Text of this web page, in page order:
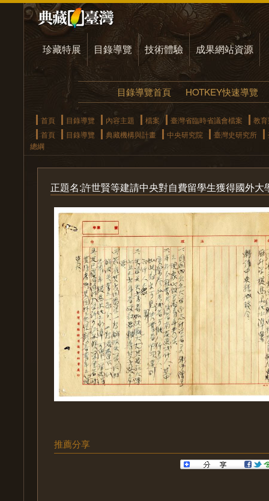
珍藏特展 目錄導覽 技術體驗 成果網站資源
目錄導覽首頁 HOTKEY快速導覽
首頁 目錄導覽 內容主題 檔案 臺灣省臨時省議會檔案
教
首頁
目錄導覽 典藏機構與計畫 中央研究院 臺灣史研究所
總綱
正題名:許世賢等建請中央對自費留學生獲得國外
推薦分享